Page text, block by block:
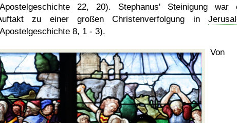
22, 20). Stephanus' Steinigung war
zu einer großen Christenverfolgung in
8, 1 - 3).
Von